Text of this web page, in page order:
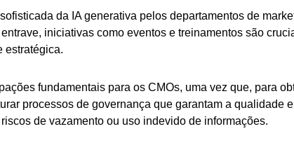
da IA generativa pelos departamentos de
iniciativas como eventos e treinamentos são
estratégica.
fundamentais para os CMOs, uma vez que, para
processos de governança que garantam a qualidade
de vazamento ou uso indevido de informações.